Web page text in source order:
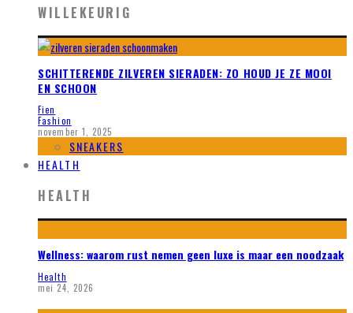
WILLEKEURIG
SCHITTERENDE ZILVEREN SIERADEN: ZO HOUD JE ZE MOOI
EN SCHOON
Fien
Fashion
november 1, 2025
SNEAKERS
HEALTH
HEALTH
Wellness: waarom rust nemen geen luxe is maar een noodzaak
Health
mei 24, 2026